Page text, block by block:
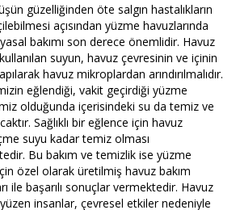
güzelliğinden öte salgın hastalıkların
açısından yüzme havuzlarında
bakımı son derece önemlidir. Havuz
kullanılan suyun, havuz çevresinin ve içinin
havuz mikroplardan arındırılmalıdır.
eğlendiği, vakit geçirdiği yüzme
olduğunda içerisindeki su da temiz ve
Sağlıklı bir eğlence için havuz
suyu kadar temiz olması
Bu bakım ve temizlik ise yüzme
özel olarak üretilmiş havuz bakım
ile başarılı sonuçlar vermektedir. Havuz
insanlar, çevresel etkiler nedeniyle